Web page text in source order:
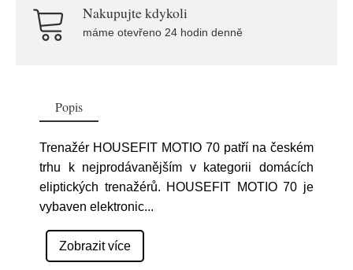
Nakupujte kdykoli
máme otevřeno 24 hodin denně
Popis
Trenažér HOUSEFIT MOTIO 70 patří na českém
trhu k nejprodávanějším v kategorii domácích
eliptických trenažérů. HOUSEFIT MOTIO 70 je
vybaven elektronic...
Zobrazit více